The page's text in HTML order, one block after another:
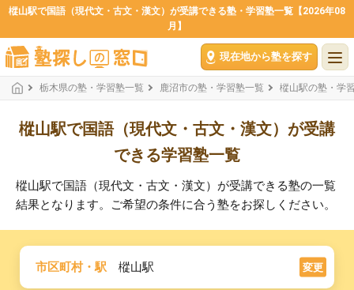
樅山駅で国語（現代文・古文・漢文）が受講できる塾・学習塾一覧【2026年08
月】
現在地から塾を探す
栃木県の塾・学習塾一覧 鹿沼市の塾・学習塾一覧 樅山駅の塾・学
樅山駅で国語（現代文・古文・漢文）が受講
できる学習塾一覧
樅山駅で国語（現代文・古文・漢文）が受講できる塾の一覧
結果となります。ご希望の条件に合う塾をお探しください。
市区町村・駅 樅山駅 変更